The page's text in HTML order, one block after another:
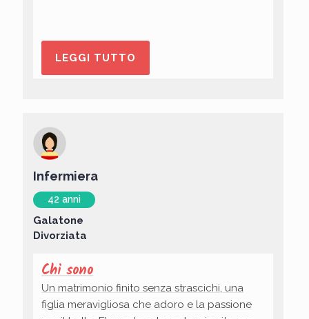
LEGGI TUTTO
Infermiera
42 anni
Galatone
Divorziata
Chi sono
Un matrimonio finito senza strascichi, una
figlia meravigliosa che adoro e la passione